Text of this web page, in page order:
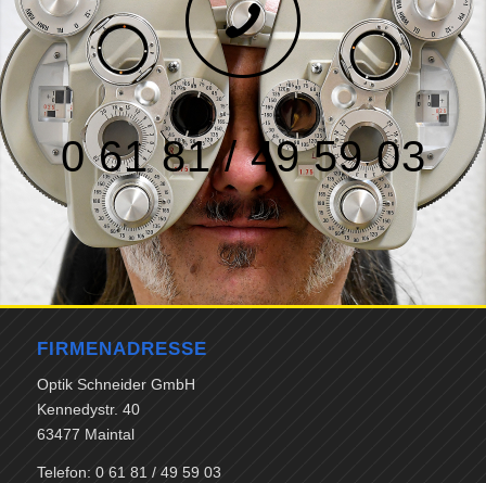
0 61 81 / 49 59 03
FIRMENADRESSE
Optik Schneider GmbH
Kennedystr. 40
63477 Maintal
Telefon: 0 61 81 / 49 59 03